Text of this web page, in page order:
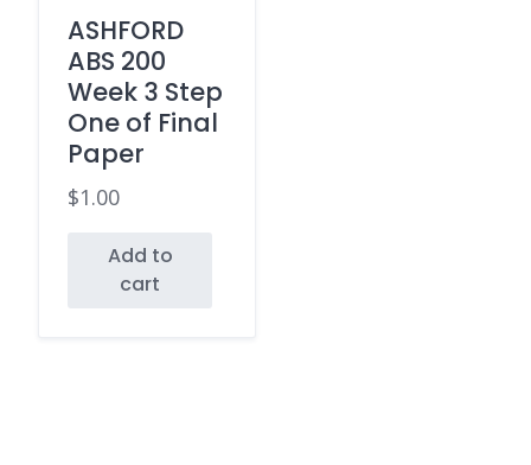
ASHFORD
ABS 200
Week 3 Step
One of Final
Paper
$1.00
Add to
cart